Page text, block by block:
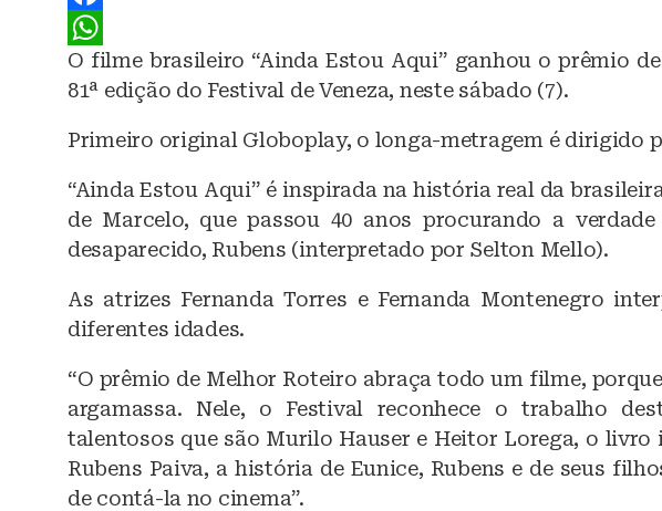
u
e
s
k
F
a
c
e
o
o
W
h
a
s
A
p
O filme brasileiro “Ainda Estou Aqui” ganhou o prêmio
81ª edição do Festival de Veneza, neste sábado (7).
Primeiro original Globoplay, o longa-metragem é dirigido
“Ainda Estou Aqui” é inspirada na história real da
de Marcelo, que passou 40 anos procurando a
desaparecido, Rubens (interpretado por Selton Mello).
As atrizes Fernanda Torres e Fernanda Montenegro
diferentes idades.
“O prêmio de Melhor Roteiro abraça todo um filme,
argamassa. Nele, o Festival reconhece o trabalho
talentosos que são Murilo Hauser e Heitor Lorega, o livro
Rubens Paiva, a história de Eunice, Rubens e de seus
de contá-la no cinema”.